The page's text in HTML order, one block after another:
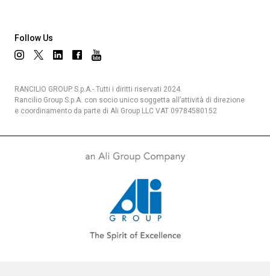
Follow Us
RANCILIO GROUP S.p.A.- Tutti i diritti riservati 2024.
Rancilio Group S.p.A. con socio unico soggetta all’attività di direzione
e coordinamento da parte di Ali Group LLC VAT 09784580152